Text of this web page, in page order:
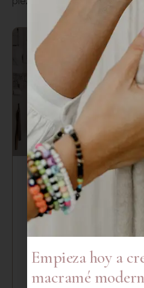
La historia y
macramé: de
artesanal a
moderno con
materiales y
Empieza hoy a
macramé